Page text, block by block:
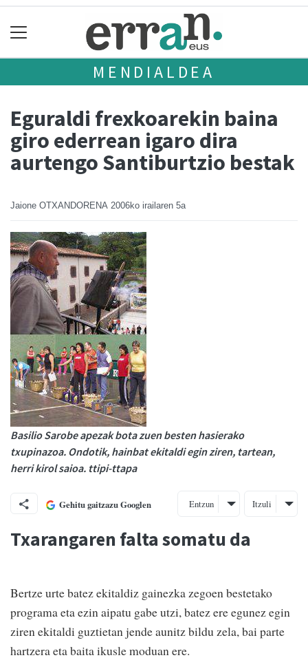
MENDIALDEA
Eguraldi frexkoarekin baina
giro ederrean igaro dira
aurtengo Santiburtzio bestak
Jaione OTXANDORENA 2006ko irailaren 5a
Basilio Sarobe apezak bota zuen besten hasierako
txupinazoa. Ondotik, hainbat ekitaldi egin ziren, tartean,
herri kirol saioa. ttipi-ttapa
Gehitu gaitzazu Googlen Entzun Itzuli
Txarangaren falta somatu da
Bertze urte batez ekitaldiz gainezka zegoen bestetako
programa eta ezin aipatu gabe utzi, batez ere egunez egin
ziren ekitaldi guztietan jende aunitz bildu zela, bai parte
hartzera eta baita ikusle moduan ere.